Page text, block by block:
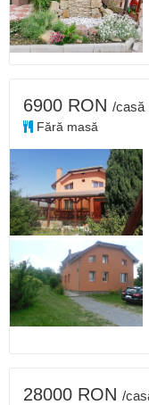
6900 RON /casă
Fără masă
28000 RON /